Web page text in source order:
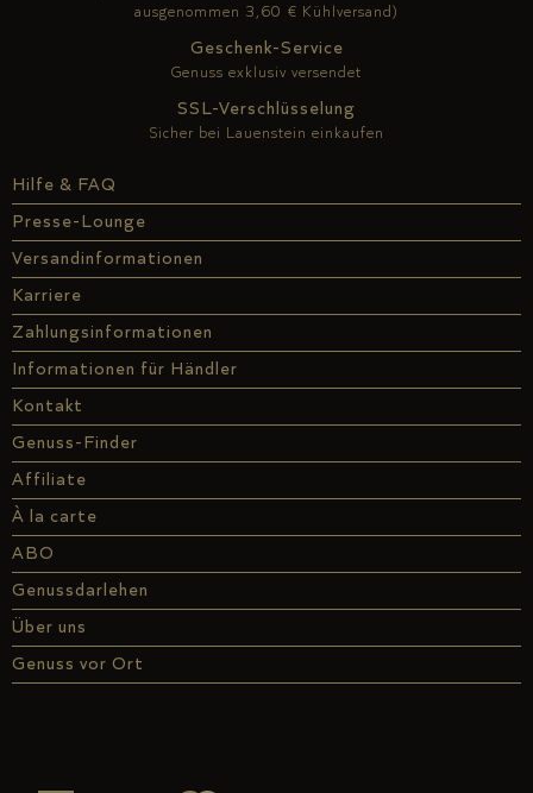
Hilfe & FAQ
Presse-Lounge
Versandinformationen
Karriere
Zahlungsinformationen
Informationen für Händler
Kontakt
Genuss-Finder
Affiliate
À la carte
ABO
Genussdarlehen
Über uns
Genuss vor Ort
ausgenommen 3,60 € Kühlversand)
Geschenk-Service
Genuss exklusiv versendet
SSL-Verschlüsselung
Sicher bei Lauenstein einkaufen